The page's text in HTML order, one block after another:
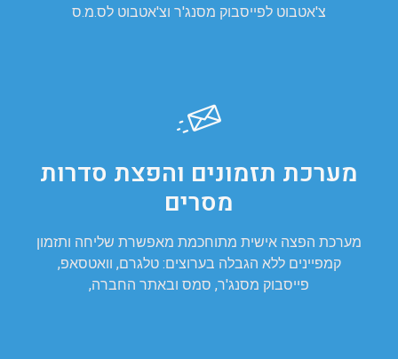
צ'אטבוט לפייסבוק מסנג'ר וצ'אטבוט לס.מ.ס
מערכת תזמונים והפצת סדרות
מסרים
מערכת הפצה אישית מתוחכמת מאפשרת שליחה ותזמון
קמפיינים ללא הגבלה בערוצים: טלגרם, וואטסאפ,
פייסבוק מסנג'ר, סמס ובאתר החברה,